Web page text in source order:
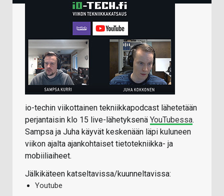
io-techin viikottainen tekniikkapodcast lähetetään
perjantaisin klo 15 live-lähetyksenä YouTubessa.
Sampsa ja Juha käyvät keskenään läpi kuluneen
viikon ajalta ajankohtaiset tietotekniikka- ja
mobiiliaiheet.
Jälkikäteen katseltavissa/kuunneltavissa:
Youtube